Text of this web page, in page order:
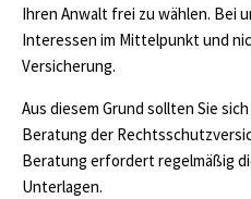
Ihren Anwalt frei zu wählen. Bei
Interessen im Mittelpunkt und
Versicherung.
Aus diesem Grund sollten Sie
Beratung der
Beratung erfordert regelmäßig
Unterlagen.